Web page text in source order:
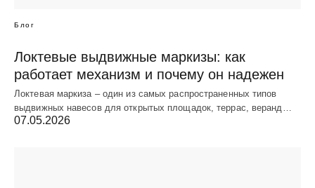
Блог
Локтевые выдвижные маркизы: как
работает механизм и почему он надежен
Локтевая маркиза – один из самых распространенных типов
выдвижных навесов для открытых площадок, террас, веранд…
07.05.2026